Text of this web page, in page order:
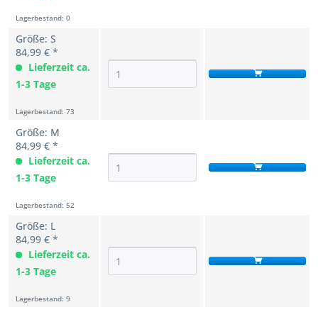
Lagerbestand: 0
Größe: S
84,99 € *
Lieferzeit ca.
1-3 Tage
Lagerbestand: 73
Größe: M
84,99 € *
Lieferzeit ca.
1-3 Tage
Lagerbestand: 52
Größe: L
84,99 € *
Lieferzeit ca.
1-3 Tage
Lagerbestand: 9